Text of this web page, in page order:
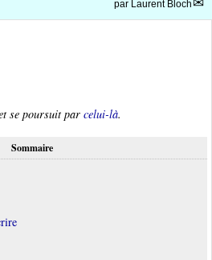
par Laurent Bloch
se poursuit par celui-là.
Sommaire